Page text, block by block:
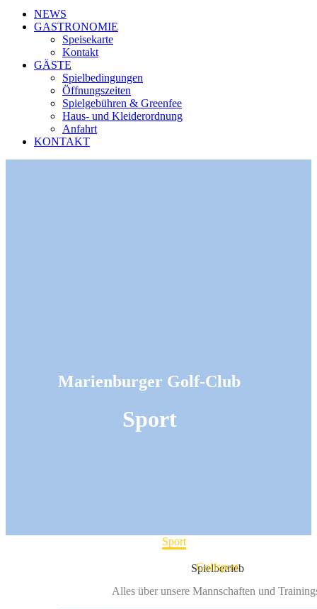
NEWS
GASTRONOMIE
Speisekarte
Kontakt
GÄSTE
Spielbedingungen
Öffnungszeiten
Spielgebühren & Greenfee
Haus- und Kleiderordnung
Anfahrt
KONTAKT
Marienburger Golf-Club
Sport
Sport
Spielbetrieb
Golfsport
Alles über unsere Mannschaften und